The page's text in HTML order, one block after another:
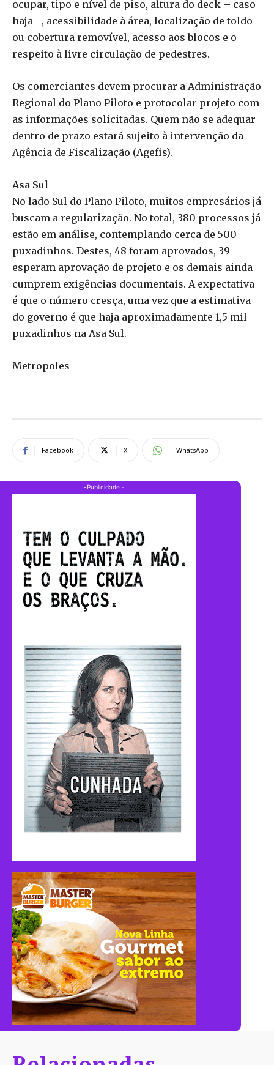
ocupar, tipo e nível de piso, altura do deck – caso
haja –, acessibilidade à área, localização de toldo
ou cobertura removível, acesso aos blocos e o
respeito à livre circulação de pedestres.
Os comerciantes devem procurar a Administração
Regional do Plano Piloto e protocolar projeto com
as informações solicitadas. Quem não se adequar
dentro de prazo estará sujeito à intervenção da
Agência de Fiscalização (Agefis).
Asa Sul
No lado Sul do Plano Piloto, muitos empresários já
buscam a regularização. No total, 380 processos já
estão em análise, contemplando cerca de 500
puxadinhos. Destes, 48 foram aprovados, 39
esperam aprovação de projeto e os demais ainda
cumprem exigências documentais. A expectativa
é que o número cresça, uma vez que a estimativa
do governo é que haja aproximadamente 1,5 mil
puxadinhos na Asa Sul.
Metropoles
Facebook X WhatsApp
-Publicidade -